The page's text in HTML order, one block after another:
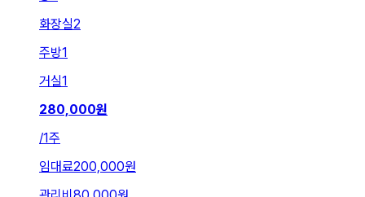
화장실2
주방1
거실1
280,000원
/1주
임대료200,000원